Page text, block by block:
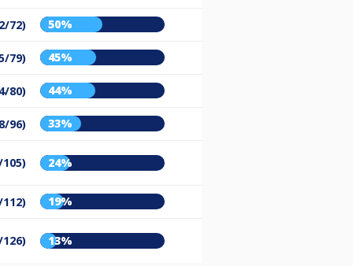
72) 50%
79) 45%
80) 44%
96) 33%
24%
19%
13%